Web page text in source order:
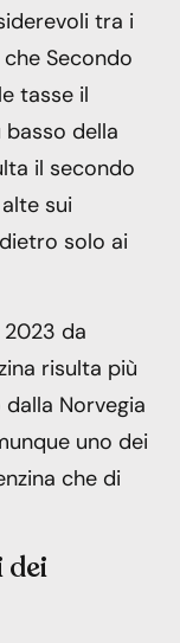
tra i
Secondo
tasse il
della
il secondo
sui
solo ai
da
risulta più
dalla Norvegia
uno dei
che di
dei